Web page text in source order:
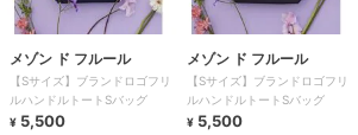
メゾン ド フルール
【Sサイズ】ブランドロゴフリ
ルハンドルトートSバッグ
¥ 5,500
メゾン ド フルール
【Sサイズ】ブランドロゴフリ
ルハンドルトートSバッグ
¥ 5,500